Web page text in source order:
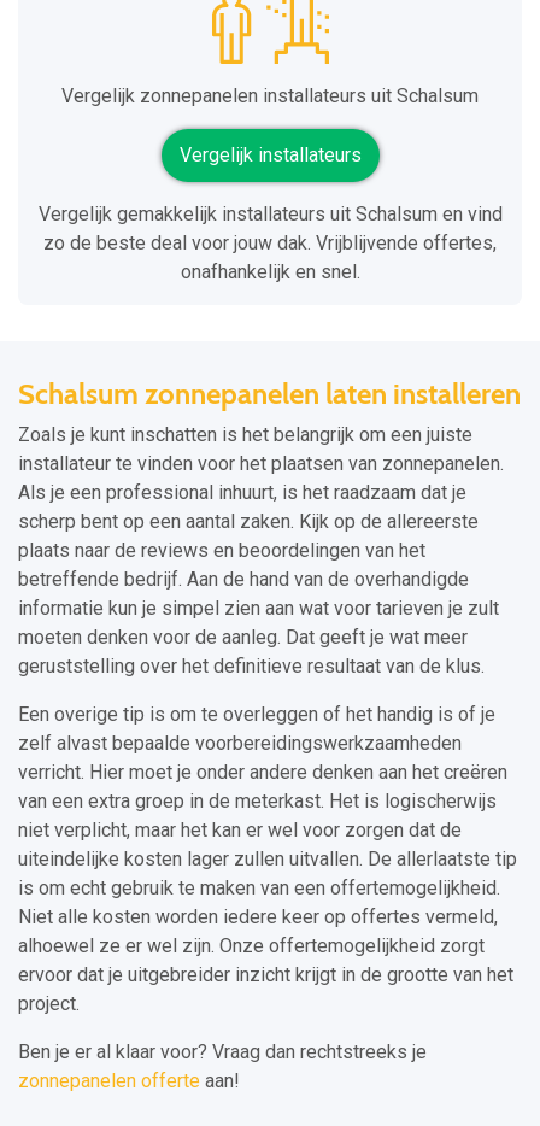
Vergelijk zonnepanelen installateurs uit Schalsum
Vergelijk installateurs
Vergelijk gemakkelijk installateurs uit Schalsum en vind
zo de beste deal voor jouw dak. Vrijblijvende offertes,
onafhankelijk en snel.
Schalsum zonnepanelen laten installeren
Zoals je kunt inschatten is het belangrijk om een juiste
installateur te vinden voor het plaatsen van zonnepanelen.
Als je een professional inhuurt, is het raadzaam dat je
scherp bent op een aantal zaken. Kijk op de allereerste
plaats naar de reviews en beoordelingen van het
betreffende bedrijf. Aan de hand van de overhandigde
informatie kun je simpel zien aan wat voor tarieven je zult
moeten denken voor de aanleg. Dat geeft je wat meer
geruststelling over het definitieve resultaat van de klus.
Een overige tip is om te overleggen of het handig is of je
zelf alvast bepaalde voorbereidingswerkzaamheden
verricht. Hier moet je onder andere denken aan het creëren
van een extra groep in de meterkast. Het is logischerwijs
niet verplicht, maar het kan er wel voor zorgen dat de
uiteindelijke kosten lager zullen uitvallen. De allerlaatste tip
is om echt gebruik te maken van een offertemogelijkheid.
Niet alle kosten worden iedere keer op offertes vermeld,
alhoewel ze er wel zijn. Onze offertemogelijkheid zorgt
ervoor dat je uitgebreider inzicht krijgt in de grootte van het
project.
Ben je er al klaar voor? Vraag dan rechtstreeks je
zonnepanelen offerte aan!